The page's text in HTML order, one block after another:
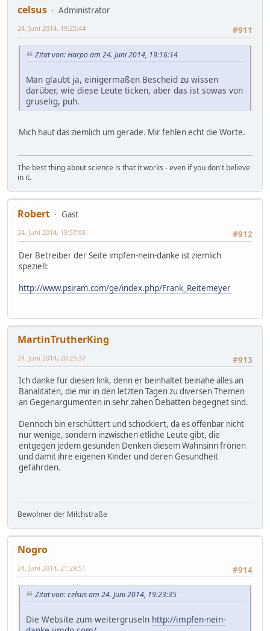
celsus
Administrator
#911
24. Juni 2014, 19:25:44
Zitat von: Harpo am 24. Juni 2014, 19:16:14
Man glaubt ja, einigermaßen Bescheid zu wissen
darüber, wie diese Leute ticken, aber das ist sowas von
gruselig, puh.
Mich haut das ziemlich um gerade. Mir fehlen echt die Worte.
The best thing about science is that it works - even if you don't believe
in it.
Robert
Gast
#912
24. Juni 2014, 19:57:08
Der Betreiber der Seite impfen-nein-danke ist ziemlich
speziell:
http://www.psiram.com/ge/index.php/Frank_Reitemeyer
MartinTrutherKing
#913
24. Juni 2014, 20:25:37
Ich danke für diesen link, denn er beinhaltet beinahe alles an
Banalitäten, die mir in den letzten Tagen zu diversen Themen
an Gegenargumenten in sehr zähen Debatten begegnet sind.
Dennoch bin erschüttert und schockiert, da es offenbar nicht
nur wenige, sondern inzwischen etliche Leute gibt, die
entgegen jedem gesunden Denken diesem Wahnsinn frönen
und damit ihre eigenen Kinder und deren Gesundheit
gefährden.
Bewohner der Milchstraße
Nogro
#914
24. Juni 2014, 21:29:51
Zitat von: celsus am 24. Juni 2014, 19:23:35
Die Website zum weitergruseln http://impfen-nein-